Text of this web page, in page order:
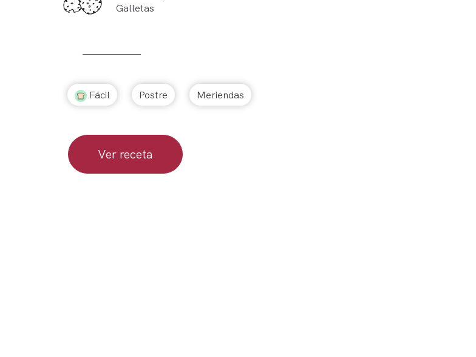
Galletas
Fácil Postre Meriendas
Ver receta